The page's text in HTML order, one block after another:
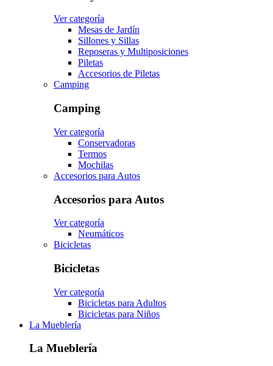
Ver categoría
Mesas de Jardín
Sillones y Sillas
Reposeras y Multiposiciones
Piletas
Accesorios de Piletas
Camping
Camping
Ver categoría
Conservadoras
Termos
Mochilas
Accesorios para Autos
Accesorios para Autos
Ver categoría
Neumáticos
Bicicletas
Bicicletas
Ver categoría
Bicicletas para Adultos
Bicicletas para Niños
La Mueblería
La Mueblería